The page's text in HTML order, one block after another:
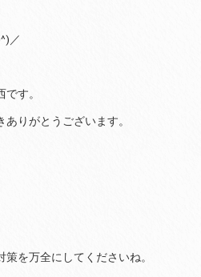
／
す。
りがとうございます。
を万全にしてくださいね。